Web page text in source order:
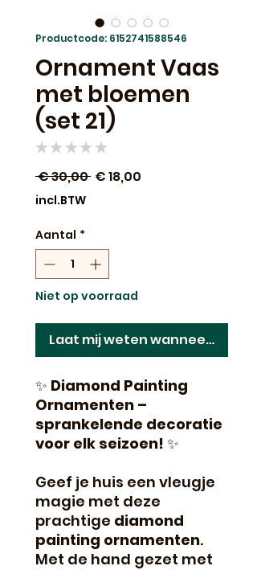
Productcode: 6152741588546
Ornament Vaas
met bloemen
(set 21)
★ ★ ★ ★ ★
€ 30,00 Normale
€ 18,00
incl.BTW
Aantal *
Niet op voorraad
Laat mij weten wanneer dit
✨ Diamond Painting
Ornamenten –
sprankelende decoratie
voor elk seizoen! ✨
Geef je huis een vleugje
magie met deze
prachtige diamond
painting ornamenten.
Met de hand gezet met